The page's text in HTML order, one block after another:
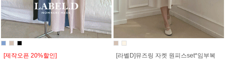
[제작오픈 20%할인]
[라벨D]뮤즈링 자켓 원피스set*임부복